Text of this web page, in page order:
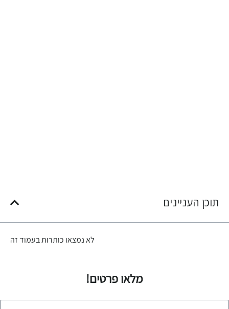
תוכן העניינים
לא נמצאו כותרות בעמוד זה
מלאו פרטים!